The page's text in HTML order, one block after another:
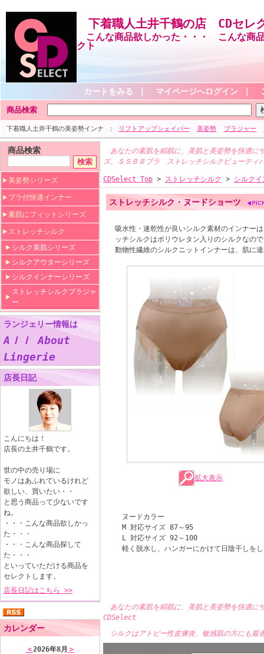
下着職人土井千鶴の店 CDセレ
こんな商品欲しかった・・・ こんな商
クト
カートをみる マイページへログイン
商品検索
下着職人土井千鶴の美姿勢インナ リフトアップシェイパー 美姿勢 ブラジャー
商品検索
美姿勢シリーズ
ブラ付快適インナー
素肌にフィットシリーズ
ストレッチシルク
シルク美肌シリーズ
シルクアウターシリーズ
シルクインナーシリーズ
ストレッチシルクブラジャ
ー
ランジェリー情報は
Aｌｌ About
Lingerie
店長日記
こんにちは！
店長の土井千鶴です。
世の中の売り場に
モノはあふれているけれど
欲しい、買いたい・・
と思う商品って少ないです
ね。
・・・こんな商品欲しかっ
た・・・
・・・こんな商品探して
た・・・
といっていただける商品を
セレクトします。
店長日記はこちら >>
カレンダー
＜2026年8月 ＞
あなたの素肌を絹肌に、美肌と美姿勢を快適に
ズ、ＳＳＢＢブラ ストレッチシルクビューティ
CDSelect Top > ストレッチシルク > シルク
ストレッチシルク・ヌードショーツ
吸水性・速乾性が良いシルク素材のインナー
ッチシルクはポリウレタン入りのシルクなの
動物性繊維のシルクニットインナーは、肌に
拡大表示
ヌードカラー
M 対応サイズ 87～95
L 対応サイズ 92～100
軽く脱水し、ハンガーにかけて日陰干しを
あなたの素肌を絹肌に、美肌と美姿勢を快適に
CDSelect
シルクはアトピー性皮膚炎、敏感肌の方にも最